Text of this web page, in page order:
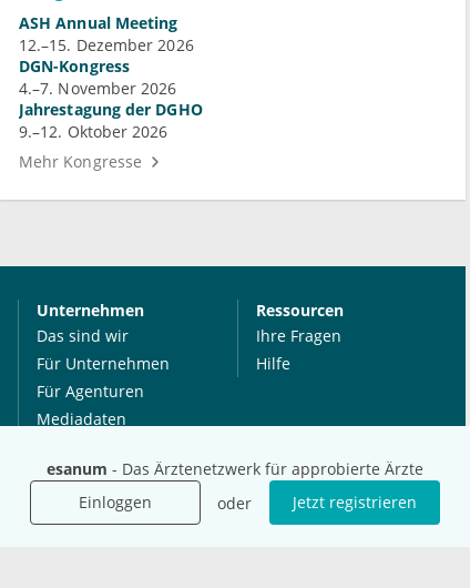
esanum - Das Ärztenetzwerk für approbierte Ärzte
Einloggen
oder Jetzt registrieren
ASH Annual Meeting
12.–15. Dezember 2026
DGN-Kongress
4.–7. November 2026
Jahrestagung der DGHO
9.–12. Oktober 2026
Mehr Kongresse
Unternehmen
Das sind wir
Für Unternehmen
Für Agenturen
Mediadaten
Karriere
Ressourcen
Ihre Fragen
Hilfe